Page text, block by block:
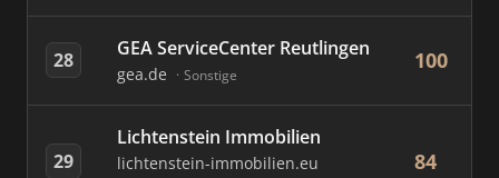
28 GEA ServiceCenter Reutlingen
gea.de Sonstige
100
29
Lichtenstein Immobilien
lichtenstein-immobilien.eu 84